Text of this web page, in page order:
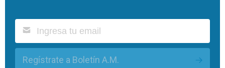
Regístrate a Boletín A.M.